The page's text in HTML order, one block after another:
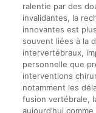
ralentie par des
invalidantes, la
innovantes est
souvent liées à la
intervertébraux,
personnelle que
interventions
notamment les
fusion vertébrale,
aujourd’hui